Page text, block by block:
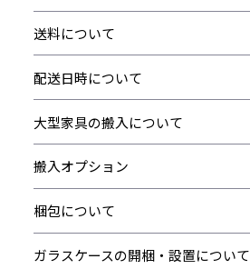
送料について
配送日時について
大型家具の搬入について
搬入オプション
梱包について
ガラスケースの開梱・設置について